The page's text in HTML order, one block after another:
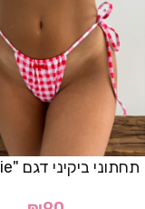
תחתוני ביקיני דגם "Rosalie"